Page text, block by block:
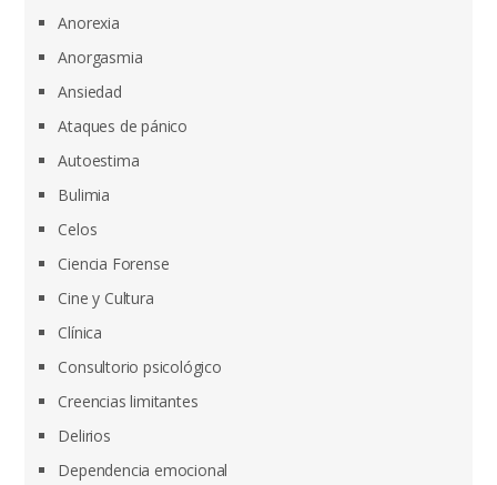
Anorexia
Anorgasmia
Ansiedad
Ataques de pánico
Autoestima
Bulimia
Celos
Ciencia Forense
Cine y Cultura
Clínica
Consultorio psicológico
Creencias limitantes
Delirios
Dependencia emocional